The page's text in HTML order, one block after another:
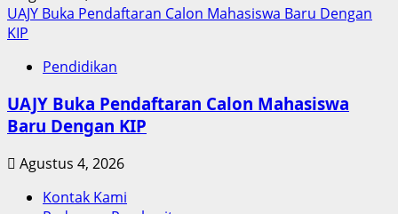
UAJY Buka Pendaftaran Calon Mahasiswa Baru Dengan
KIP
Pendidikan
UAJY Buka Pendaftaran Calon Mahasiswa
Baru Dengan KIP
Agustus 4, 2026
Kontak Kami